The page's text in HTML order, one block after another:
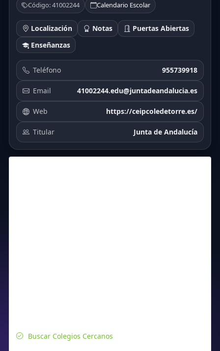
Código: 41002244 Calendario Escolar
Localización Notas
Puertas Abiertas
Enseñanzas
Teléfono 955739918
Email 41002244.edu@juntadeandalucia.es
Web https://ceipcoledetorre.es/
Titular Junta de Andalucía
Buscar Colegios Cercanos